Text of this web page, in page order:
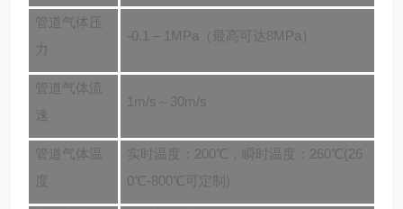
管道气体压
力
-0.1 – 1 MPa （最高可达8MPa ）
管道气体流
速
1m/s～30m/s
管道气体温
实时温度 ： 200℃，瞬时温度 ： 260℃(26
0℃-800℃可定制)